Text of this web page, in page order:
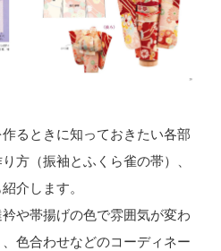
るときに知っておきたい各部
方（振袖とふくら雀の帯）、
介します。
や帯揚げの色で雰囲気が変わ
色合わせなどのコーディネー